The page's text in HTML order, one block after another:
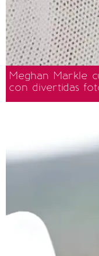
Meghan Markle
con divertidas